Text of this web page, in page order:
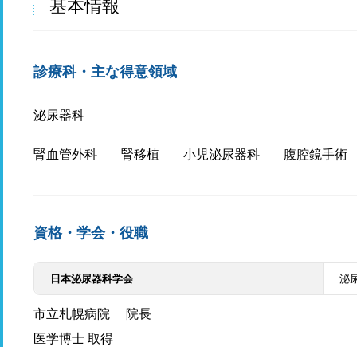
基本情報
診療科・主な得意領域
泌尿器科
腎血管外科 腎移植 小児泌尿器科 腹腔鏡手術
資格・学会・役職
日本泌尿器科学会 泌
市立札幌病院 院長
医学博士 取得